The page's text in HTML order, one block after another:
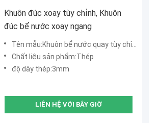
Khuôn đúc xoay tùy chỉnh, Khuôn
đúc bể nước xoay ngang
Tên mẫu:Khuôn bể nước quay tùy chỉnh
Chất liệu sản phẩm:Thép
độ dày thép:3mm
LIÊN HỆ VỚI BÂY GIỜ